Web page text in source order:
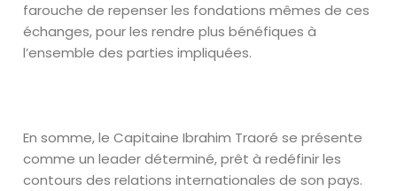
farouche de repenser les fondations mêmes de ces
échanges, pour les rendre plus bénéfiques à
l’ensemble des parties impliquées.
En somme, le Capitaine Ibrahim Traoré se présente
comme un leader déterminé, prêt à redéfinir les
contours des relations internationales de son pays.